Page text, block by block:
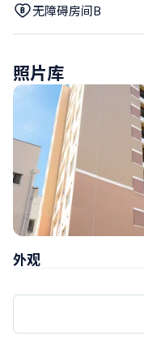
无障碍房间B
照片库
外观